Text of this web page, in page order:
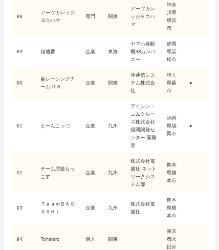
88
アーツカレッジ
ヨコハマ
専門 関東
アーツカレ
ッジヨコハ
マ
神奈
川県
横浜
市
89 猪地番 企業 東海
ヤマハ発動
機IMカンパ
ニー
静岡
県浜
松市
90
蕨レーシングチ
ーム’０８
企業 関東
沖通信シス
テム株式会
社
埼玉
県蕨
市
●
91 とーんこっつ 企業 九州
アイシン・
コムクルー
ズ株式会社
福岡開発セ
ンター 開発
室
福岡
県福
岡市
●
92
チーム肥後もっ
こす
企業 九州
株式会社電
盛社 ネット
ワークシス
テム部
熊本
県熊
本市
93
ＴｅａｍＢＡＳ
ＡＳＨＩ
企業 九州
株式会社電
盛社
熊本
県熊
本市
94 Tohshiro 個人 関東
東京
都大
田区